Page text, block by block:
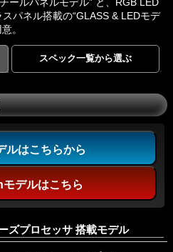
パネル搭載の“GLASS & LEDモデ
。
スペック一覧から選ぶ
ルはこちらから
デルはこちら
ズプロセッサ 搭載モデル